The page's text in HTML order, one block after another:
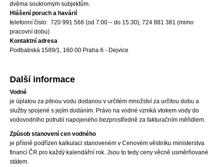
dvěma soukromým subjektům.
Hlášení poruch a havárií
telefonní číslo: 720 991 566 (od 7:00 – do 15:30), 724 881 381 (mimo
pracovní dobu)
Kontaktní adresa
Podbabská 1589/1, 160 00 Praha 6 - Dejvice
Další informace
Vodné
je úplatou za pitnou vodu dodanou v určitém množství za určitou dobu a
služby spojené s jejím dodáním. Právo na vodné vzniká vtokem vody do
vodovodního potrubí napojeného bezprostředně za fakturačním měřidlem.
Způsob stanovení cen vodného
je přísně podřízen kalkulaci stanoveném v Cenovém věstníku ministerstva
financí ČR pro každý kalendářní rok. Jsou to tedy ceny věcně usměrňované
státem.